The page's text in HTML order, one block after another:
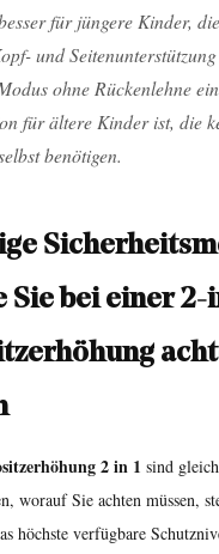
für jüngere Kinder,
und
ohne Rückenlehne
für ältere Kinder ist, die
benötigen.
Sie bei einer 2-
2 in 1 sind
worauf Sie achten müssen,
höchste verfügbare